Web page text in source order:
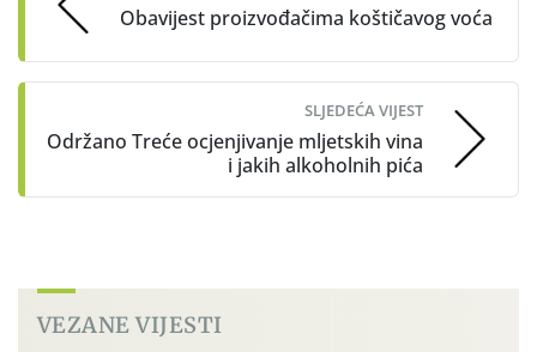
Obavijest proizvođačima koštičavog voća
SLJEDEĆA VIJEST
Održano Treće ocjenjivanje mljetskih vina
i jakih alkoholnih pića
VEZANE VIJESTI